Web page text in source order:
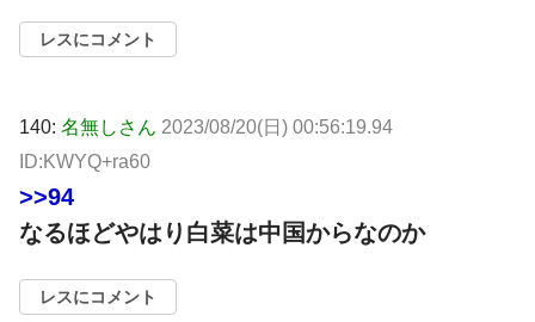
レスにコメント
140: 名無しさん 2023/08/20(日) 00:56:19.94
ID:KWYQ+ra60
>>94
なるほどやはり白菜は中国からなのか
レスにコメント